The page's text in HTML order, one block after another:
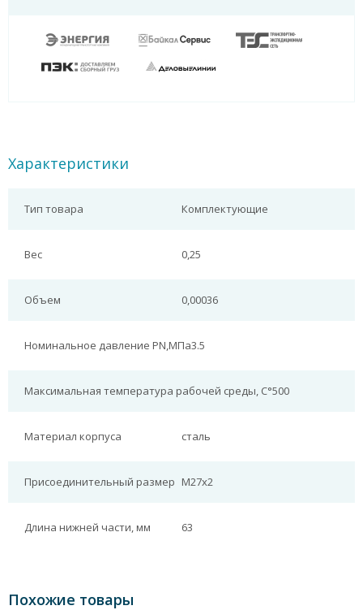
Характеристики
Тип товара Комплектующие
Вес 0,25
Объем 0,00036
Номинальное давление PN,МПа3.5
Максимальная температура рабочей среды, С°500
Материал корпуса сталь
Присоединительный размер М27х2
Длина нижней части, мм 63
Похожие товары